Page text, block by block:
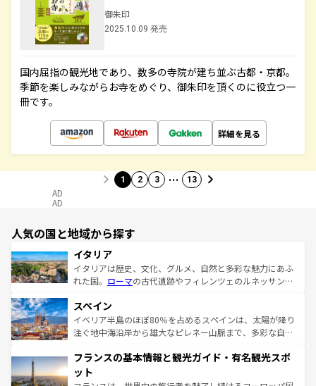
御朱印
2025.10.09 発売
国内屈指の観光地であり、数多の寺院が建ち並ぶ古都・京都。
季節を楽しみながらお寺をめぐり、御朱印を頂くのに役立つ一
冊です。
詳細を見る
1 2 3 … 13
AD
AD
人気の国と地域から探す
イタリア
イタリアは歴史、文化、グルメ、自然と多彩な魅力にあふ
れた国。 ローマの古代遺跡やフィレンツェのルネッサンス
ろん、トスカーナの美しい田園風景やアマルフィ海岸の絶
景など、自然景観も見逃せない。観光の合間には、本場の
ピザやパスタなど、絶品のイタリア料理を堪能することも
ませてくれるイタリアで、忘れられない旅をしてみよう！
なお、新着のイタリア情報は
しい。
スペイン
イベリア半島のほぼ80％を占めるスペインは、太陽が降り
注ぐ地中海沿岸から雄大なピレネー山脈まで、多彩な自然
文化が根付くこの国では、情熱的なフラメンコ、熱気あふ
れる闘牛、そして美味しいタパスが生活の一部となってい
る。首都マドリードの洗練された雰囲気や、バルセロナの
フランスの基本情報と観光ガイド・有名観光スポ
ット